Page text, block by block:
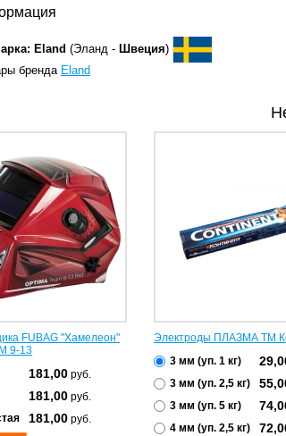
Eland (Эланд - Швеция)
бренда Eland
FUBAG "Хамелеон"
9-13
181,00 руб.
181,00 руб.
181,00 руб.
Электроды ПЛАЗМА ТМ
3 мм (уп. 1 кг)
3 мм (уп. 2,5 кг)
3 мм (уп. 5 кг)
4 мм (уп. 2,5 кг)